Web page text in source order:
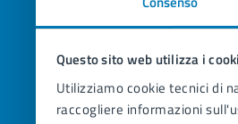
Questo sito web utilizza i
Utilizziamo cookie tecnici di
raccogliere informazioni